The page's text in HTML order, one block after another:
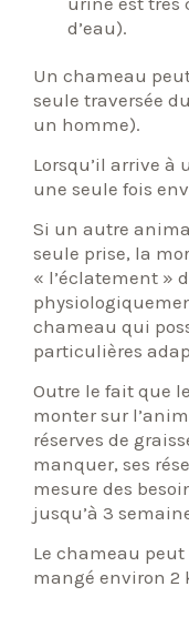
d’eau).
Un chameau
seule traversée
un homme).
Lorsqu’il arrive à
une seule fois
Si un autre
seule prise, la
« l’éclatement »
chameau qui
particulières
Outre le fait que
monter sur
réserves de
manquer, ses
mesure des
jusqu’à 3
Le chameau
mangé environ 2